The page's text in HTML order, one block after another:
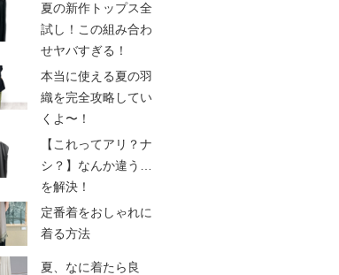
夏の新作トップス全
試し！この組み合わ
せヤバすぎる！
本当に使える夏の羽
織を完全攻略してい
くよ〜！
【これってアリ？ナ
シ？】なんか違う…
を解決！
定番着をおしゃれに
着る方法
夏、なに着たら良